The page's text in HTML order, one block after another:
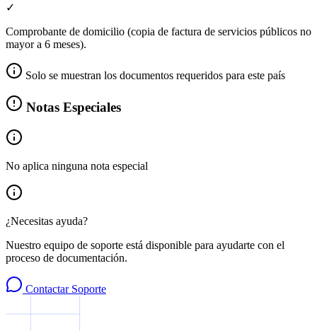
✓
Comprobante de domicilio (copia de factura de servicios públicos no
mayor a 6 meses).
Solo se muestran los documentos requeridos para este país
Notas Especiales
No aplica ninguna nota especial
¿Necesitas ayuda?
Nuestro equipo de soporte está disponible para ayudarte con el
proceso de documentación.
Contactar Soporte